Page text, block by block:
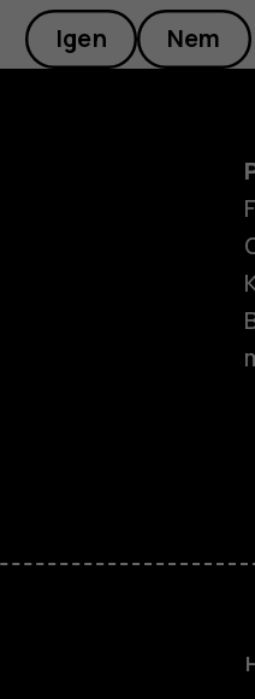
Igen Nem